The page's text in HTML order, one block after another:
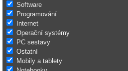
Software
Programování
Internet
Operační systémy
PC sestavy
Ostatní
Mobily a tablety